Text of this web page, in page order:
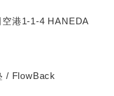
空港1-1-4 HANEDA
/ FlowBack